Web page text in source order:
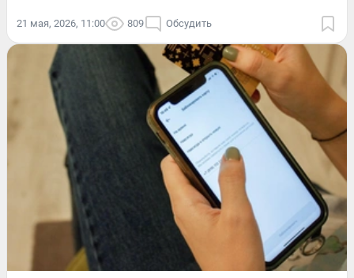
21 мая, 2026, 11:00 809 Обсудить